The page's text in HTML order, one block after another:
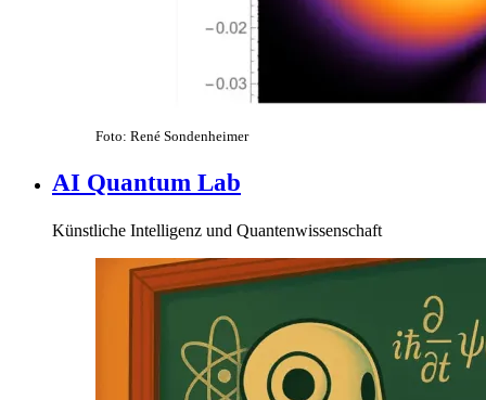
Foto: René Sondenheimer
AI Quantum Lab
Künstliche Intelligenz und Quantenwissenschaft